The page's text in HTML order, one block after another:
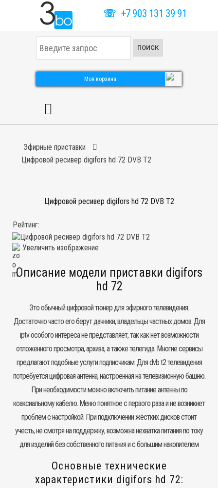
☏ +7 903 131 39 91
к
а
ь
ПОИСК
Моя корзина
Эфирные приставки
Цифровой ресивер digifors hd 72 DVB T2
Цифровой ресивер digifors hd 72 DVB T2
Рейтинг:
Увеличить изображение
Описание модели приставки digifors
hd 72
Это обычный цифровой тюнер для эфирного телевидения.
Достаточно часто его берут дачники, владельцы частных домов. Для
iptv особого интереса не представляет, так как нет возможности
отложенного просмотра, архива, а также телегида. Многие сервисы
предлагают подобные услуги подписчикам. Для dvb t2 телевидения
потребуется цифровая антенна, настроенная на телевизионную башню.
При необходимости можно включить питание антенны по
коаксиальному кабелю. Меню понятное с первого раза и не возникнет
проблем с настройкой. При подключении жёстких дисков стоит
учесть, не смотря на поддержку, возможна нехватка питания по току
для изделий без собственного питания и с большим накопителем
Основные технические
характеристики digifors hd 72: